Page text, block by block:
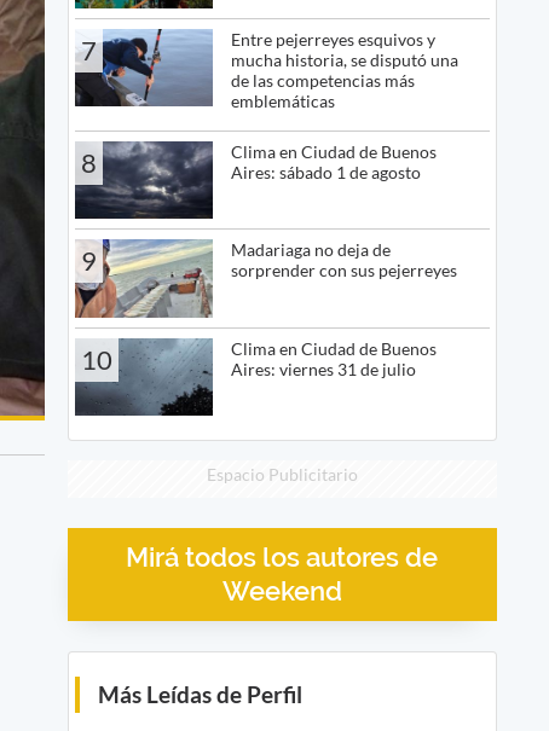
7
Entre pejerreyes esquivos y
mucha historia, se disputó una
de las competencias más
emblemáticas
8
Clima en Ciudad de Buenos
Aires: sábado 1 de agosto
9
Madariaga no deja de
sorprender con sus pejerreyes
10
Clima en Ciudad de Buenos
Aires: viernes 31 de julio
Espacio Publicitario
Mirá todos los autores de
Weekend
Más Leídas de Perfil